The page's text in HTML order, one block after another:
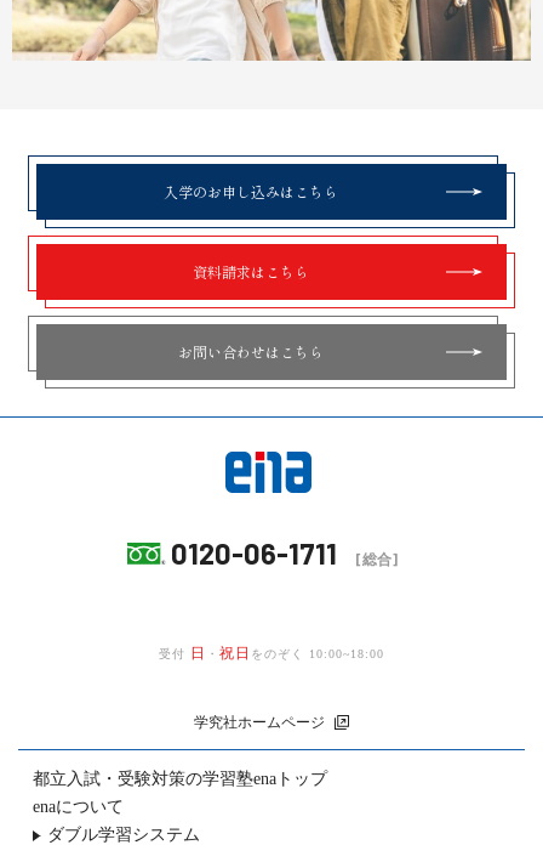
入学のお申し込みはこちら
資料請求はこちら
お問い合わせはこちら
0120-06-1711 [総合]
受付 日 ・ 祝日 をのぞく 10:00~18:00
学究社ホームページ
都立入試・受験対策の学習塾enaトップ
enaについて
ダブル学習システム